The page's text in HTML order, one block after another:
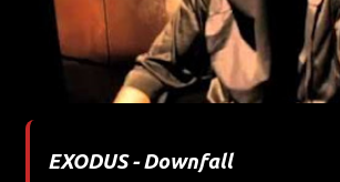
EXODUS - Downfall